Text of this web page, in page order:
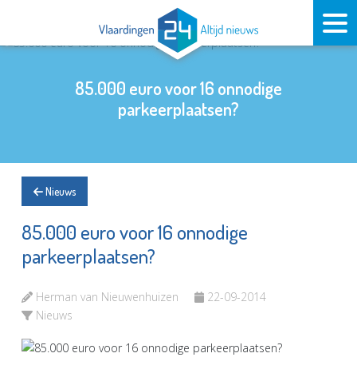
85.000 euro voor 16 onnodige
parkeerplaatsen?
Nieuws
85.000 euro voor 16 onnodige
parkeerplaatsen?
Herman van Nieuwenhuizen
22-09-2014
Nieuws